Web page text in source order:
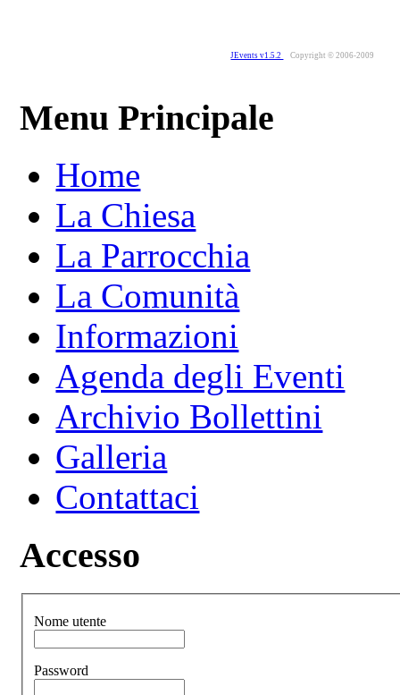
JEvents v1.5.2 Copyright © 2006-2009
Menu Principale
Home
La Chiesa
La Parrocchia
La Comunità
Informazioni
Agenda degli Eventi
Archivio Bollettini
Galleria
Contattaci
Accesso
Nome utente
Password